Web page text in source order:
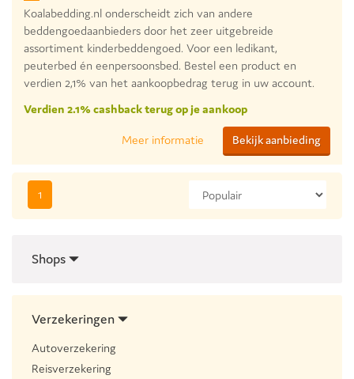
Koalabedding.nl onderscheidt zich van andere
beddengoedaanbieders door het zeer uitgebreide
assortiment kinderbeddengoed. Voor een ledikant,
peuterbed én eenpersoonsbed. Bestel een product en
verdien 2,1% van het aankoopbedrag terug in uw account.
Verdien 2.1% cashback terug op je aankoop
Meer informatie Bekijk aanbieding
1
Shops
Verzekeringen
Autoverzekering
Reisverzekering